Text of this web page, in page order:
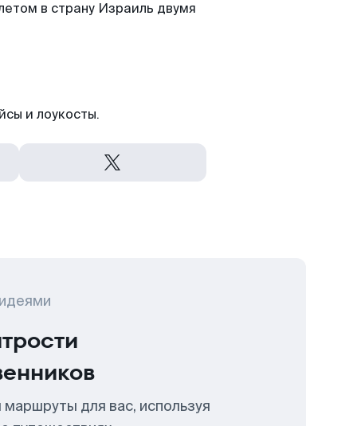
в страну Израиль двумя
и лоукосты.
для вас, используя